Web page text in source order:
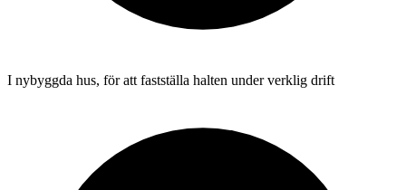
I nybyggda hus, för att fastställa halten under verklig drift